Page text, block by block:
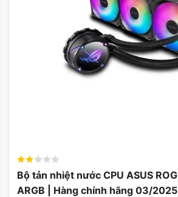
Bộ tản nhiệt nước CPU ASUS
ARGB | Hàng chính hãng 03/2025